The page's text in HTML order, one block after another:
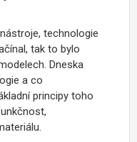
nástroje, technologie
čínal, tak to bylo
Dneska
a co
kladníprincipy toho
čnost,
álu.